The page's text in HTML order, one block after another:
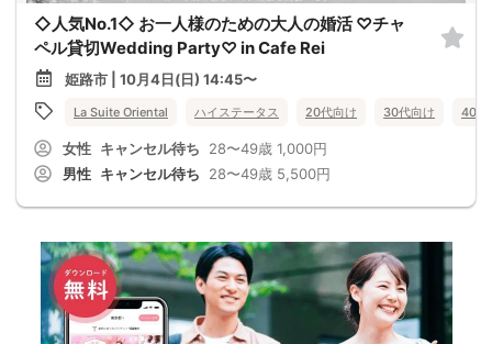
◇人気No.1◇ お一人様のための大人の婚活 ♡チャ
ペル貸切Wedding Party♡ in Cafe Rei
姫路市 | 10月4日(日) 14:45〜
La Suite Oriental ハイステータス 20代向け 30代向け 40代
女性 キャンセル待ち 28〜49歳 1,000円
男性 キャンセル待ち 28〜49歳 5,500円